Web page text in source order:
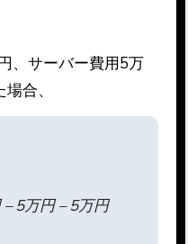
、サーバー費用5万
合、
5万円 – 5万円